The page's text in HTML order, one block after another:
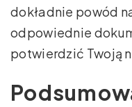
dokładnie powód
odpowiednie
potwierdzić Twoją